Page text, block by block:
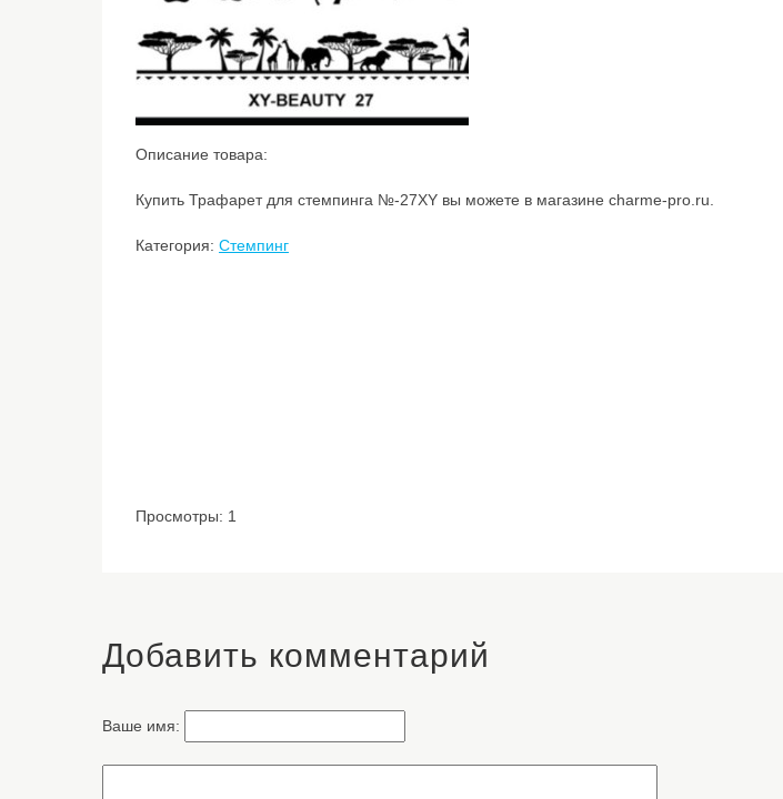
Описание товара:
Купить Трафарет для стемпинга №-27XY вы можете в магазине charme-pro.ru.
Категория: Стемпинг
Просмотры: 1
Добавить комментарий
Ваше имя: